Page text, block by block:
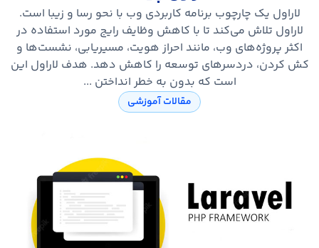
لاراول یک چارچوب برنامه کاربردی وب با نحو رسا و زیبا است.
لاراول تلاش می‌کند تا با کاهش وظایف رایج مورد استفاده در
اکثر پروژه‌های وب، مانند احراز هویت، مسیریابی، نشست‌ها و
کش کردن، دردسرهای توسعه را کاهش دهد. هدف لاراول این
است که بدون به خطر انداختن ...
مقالات آموزشی